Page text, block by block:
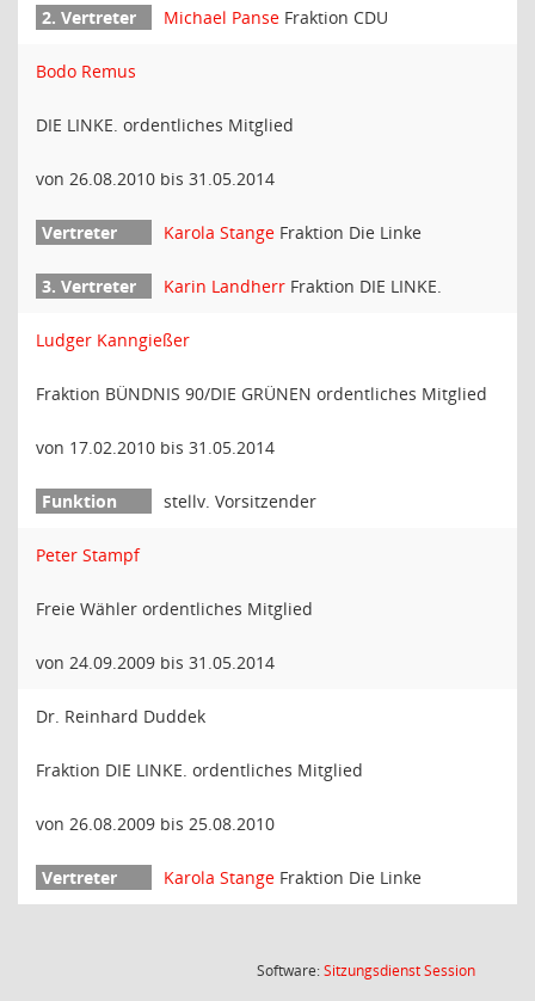
Michael Panse Fraktion CDU
Bodo Remus
DIE LINKE. ordentliches Mitglied
von 26.08.2010 bis 31.05.2014
Karola Stange Fraktion Die Linke
Karin Landherr Fraktion DIE LINKE.
Ludger Kanngießer
Fraktion BÜNDNIS 90/DIE GRÜNEN ordentliches Mitglied
von 17.02.2010 bis 31.05.2014
stellv. Vorsitzender
Peter Stampf
Freie Wähler ordentliches Mitglied
von 24.09.2009 bis 31.05.2014
Dr. Reinhard Duddek
Fraktion DIE LINKE. ordentliches Mitglied
von 26.08.2009 bis 25.08.2010
Karola Stange Fraktion Die Linke
Software:SitzungsdienstSession(Wird in